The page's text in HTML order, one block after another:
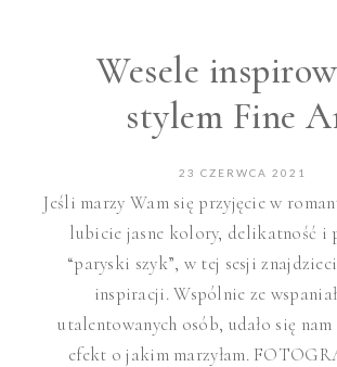
Wesele
stylem Fine
23 CZERWCA 2021
Jeśli marzy Wam się przyjęcie w
lubicie jasne kolory, delikatność i
“paryski szyk”, w tej sesji
inspiracji. Wspólnie ze
utalentowanych osób, udało się nam
efekt o jakim marzyłam.